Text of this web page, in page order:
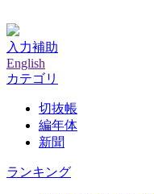
入力補助
English
カテゴリ
切抜帳
編年体
新聞
ランキング